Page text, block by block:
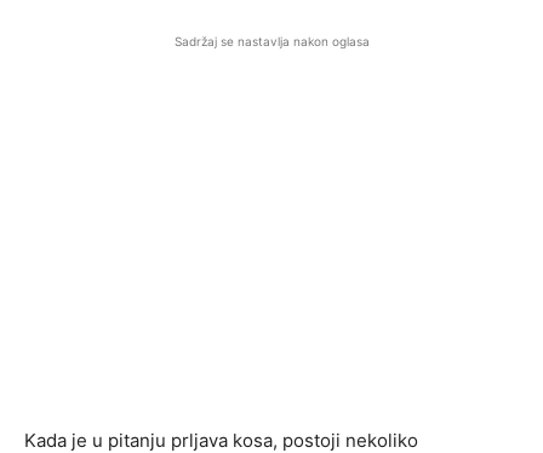
Sadržaj se nastavlja nakon oglasa
Kada je u pitanju prljava kosa, postoji nekoliko